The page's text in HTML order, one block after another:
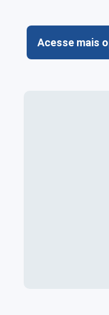
Acesse mais